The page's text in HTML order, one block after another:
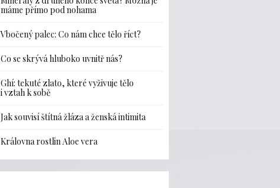
máme přímo pod nohama
Vbočený palec: Co nám chce tělo říct?
Co se skrývá hluboko uvnitř nás?
Ghí: tekuté zlato, které vyživuje tělo
i vztah k sobě
Jak souvisí štítná žláza a ženská intimita
Královna rostlin Aloe vera